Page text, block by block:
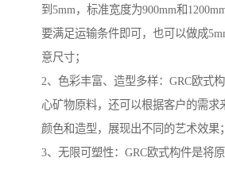
到5mm，标准宽度为900mm和
要满足运输条件即可，也可以做成
意尺寸；
2、色彩丰富、造型多样：GRC欧式
心矿物原料，还可以根据客户的需求
颜色和造型，展现出不同的艺术效果；
3、无限可塑性：GRC欧式构件是将